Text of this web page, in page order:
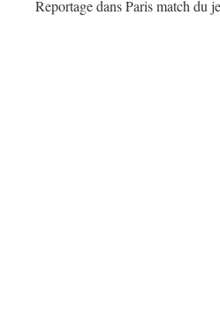
Reportage dans Paris match du